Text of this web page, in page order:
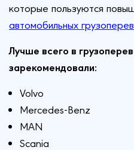
которые пользуются
автомобильных
Лучше всего в
зарекомендовали:
Volvo
Mercedes-Benz
MAN
Scania